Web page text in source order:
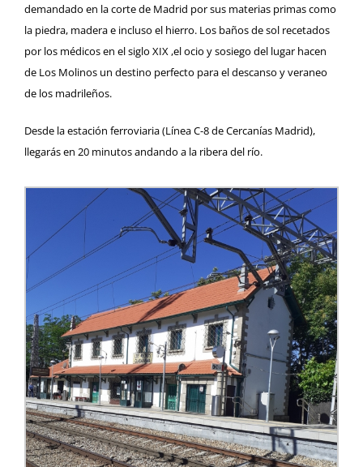
demandado en la corte de Madrid por sus materias primas como
la piedra, madera e incluso el hierro. Los baños de sol recetados
por los médicos en el siglo XIX ,el ocio y sosiego del lugar hacen
de Los Molinos un destino perfecto para el descanso y veraneo
de los madrileños.
Desde la estación ferroviaria (Línea C-8 de Cercanías Madrid),
llegarás en 20 minutos andando a la ribera del río.